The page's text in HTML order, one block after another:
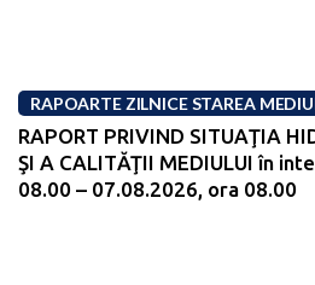
RAPOARTE ZILNICE STAREA
RAPORT PRIVIND SITUAŢIA
ŞI A CALITĂŢII MEDIULUI în
08.00 – 07.08.2026, ora 08.00